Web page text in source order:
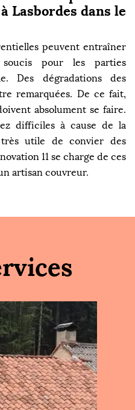
Lasbordes dans le
peuvent entraîner
pour les parties
Des dégradations des
remarquées. De ce fait,
absolument se faire.
difficiles à cause de la
utile de convier des
11 se charge de ces
artisan couvreur.